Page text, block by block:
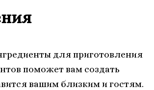
для приготовления
поможет вам создать
вашим близким и гостям.